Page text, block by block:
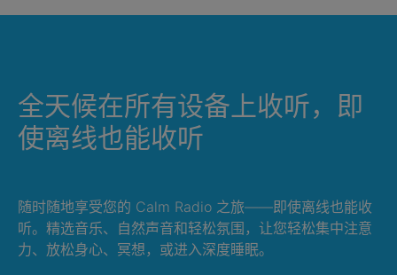
全天候在所有设备上收听，即
使离线也能收听
随时随地享受您的 Calm Radio 之旅——即使离线也能收
听。精选音乐、自然声音和轻松氛围，让您轻松集中注意
力、放松身心、冥想，或进入深度睡眠。